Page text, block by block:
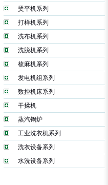
烫平机系列
打样机系列
洗布机系列
洗脱机系列
梳麻机系列
发电机组系列
数控机床系列
干揉机
蒸汽锅炉
工业洗衣机系列
洗衣设备系列
水洗设备系列